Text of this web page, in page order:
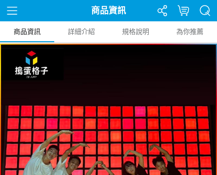
商品資訊
商品資訊 詳細介紹 規格說明 為你推薦